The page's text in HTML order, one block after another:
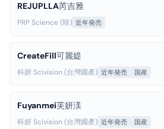
REJUPLLA芮吉雅
PRP Science (韓) 近年発売
CreateFill可麗媞
科妍 Scivision (台灣國產) 近年発売 国産
Fuyanmei芙妍渼
科妍 Scivision (台灣國產) 近年発売 国産